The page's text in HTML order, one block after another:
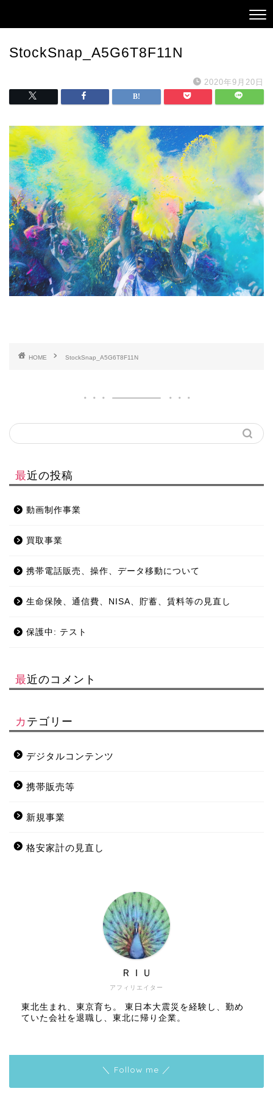
StockSnap_A5G6T8F11N
2020年9月20日
HOME StockSnap_A5G6T8F11N
最近の投稿
動画制作事業
買取事業
携帯電話販売、操作、データ移動について
生命保険、通信費、NISA、貯蓄、賃料等の見直し
保護中: テスト
最近のコメント
カテゴリー
デジタルコンテンツ
携帯販売等
新規事業
格安家計の見直し
アフィリエイター
ＲＩＵ
東北生まれ、東京育ち。 東日本大震災を経験し、勤め
ていた会社を退職し、東北に帰り企業。
＼ Follow me ／